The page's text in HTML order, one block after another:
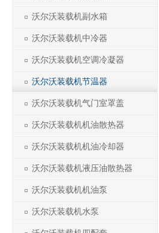
沃尔沃装载机副水箱
沃尔沃装载机中冷器
沃尔沃装载机空调冷凝器
沃尔沃装载机节温器
沃尔沃装载机气门室罩盖
沃尔沃装载机机油散热器
沃尔沃装载机机油冷却器
沃尔沃装载机液压油散热器
沃尔沃装载机机油泵
沃尔沃装载机水泵